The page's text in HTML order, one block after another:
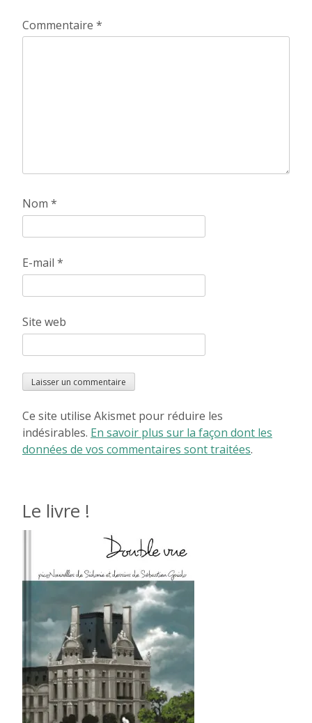
Commentaire *
Nom *
E-mail *
Site web
Ce site utilise Akismet pour réduire les
indésirables. En savoir plus sur la façon dont les
données de vos commentaires sont traitées.
Le livre !